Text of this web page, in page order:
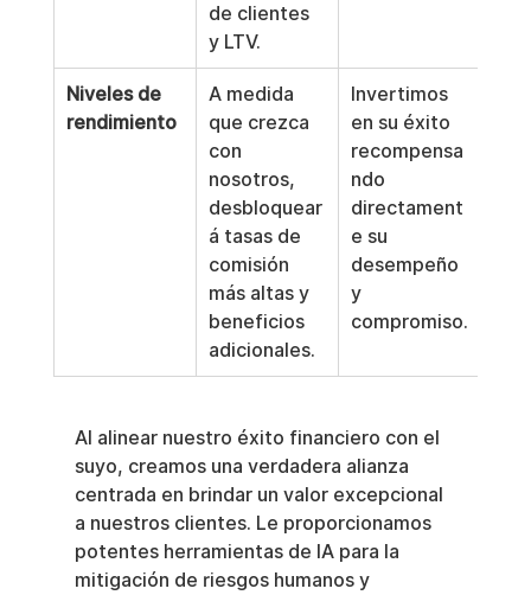
de clientes
y LTV.
Niveles de
rendimiento
A medida
que crezca
con
nosotros,
desbloquear
á tasas de
comisión
más altas y
beneficios
adicionales.
Invertimos
en su éxito
recompensa
ndo
directament
e su
desempeño
y
compromiso.
Al alinear nuestro éxito financiero con el
suyo, creamos una verdadera alianza
centrada en brindar un valor excepcional
a nuestros clientes. Le proporcionamos
potentes herramientas de IA para la
mitigación de riesgos humanos y